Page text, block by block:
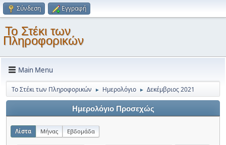
Σύνδεση Εγγραφή
Το Στέκι των
Πληροφορικών
Main Menu
Το Στέκι των Πληροφορικών ► Ημερολόγιο ► Δεκέμβριος 2021
Ημερολόγιο Προσεχώς
Λίστα Μήνας Εβδομάδα